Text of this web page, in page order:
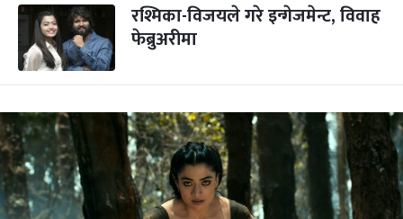
रश्मिका-विजयले गरे इन्गेजमेन्ट, विवाह
फेब्रुअरीमा